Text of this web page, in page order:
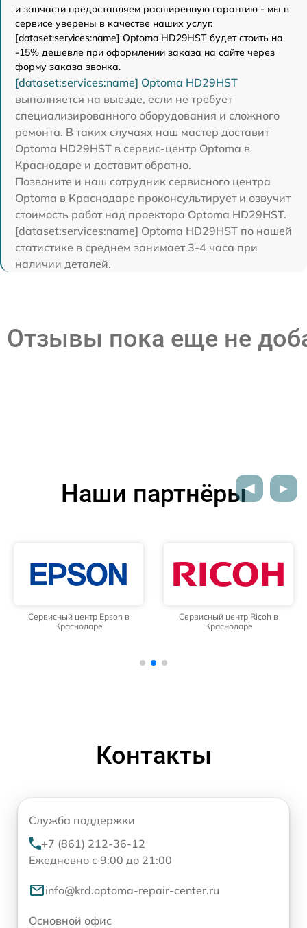
и запчасти предоставляем расширенную гарантию - мы в
сервисе уверены в качестве наших услуг.
[dataset:services:name] Optoma HD29HST будет стоить на
-15% дешевле при оформлении заказа на сайте через
форму заказа звонка.
[dataset:services:name] Optoma HD29HST
выполняется на выезде, если не требует
специализированного оборудования и сложного
ремонта. В таких случаях наш мастер доставит
Optoma HD29HST в сервис-центр Optoma в
Краснодаре и доставит обратно.
Позвоните и наш сотрудник сервисного центра
Optoma в Краснодаре проконсультирует и озвучит
стоимость работ над проектора Optoma HD29HST.
[dataset:services:name] Optoma HD29HST по нашей
статистике в среднем занимает 3-4 часа при
наличии деталей.
Отзывы пока еще не
Наши партнёры
Сервисный центр Epson в
Краснодаре
Сервисный центр Ricoh в
Краснодаре
Контакты
Служба поддержки
+7 (861) 212-36-12
Ежедневно с 9:00 до 21:00
info@krd.optoma-repair-center.ru
Основной офис